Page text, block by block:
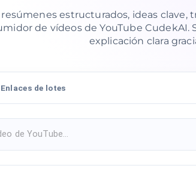
resúmenes estructurados, ideas clave,
de vídeos de YouTube
explicación clara
Enlaces de lotes